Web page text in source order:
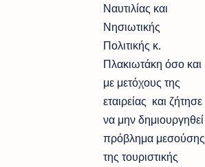
Ναυτιλίας και
Νησιωτικής
Πολιτικής κ.
Πλακιωτάκη όσο και
με μετόχους της
εταιρείας και ζήτησε
να μην δημιουργηθεί
πρόβλημα μεσούσης
της τουριστικής